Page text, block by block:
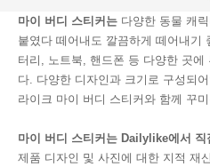
마이 버디 스티커는 다양한 동물 캐
붙였다 떼어내도 깔끔하게 떼어내기
터리, 노트북, 핸드폰 등 다양한 곳에
다. 다양한 디자인과 크기로 구성되
라이크 마이 버디 스티커와 함께 꾸
마이 버디 스티커는 Dailylike에서 직
제품 디자인 및 사진에 대한 지적 재